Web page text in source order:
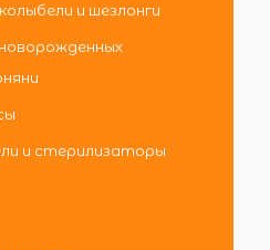
и шезлонги
и стерилизаторы